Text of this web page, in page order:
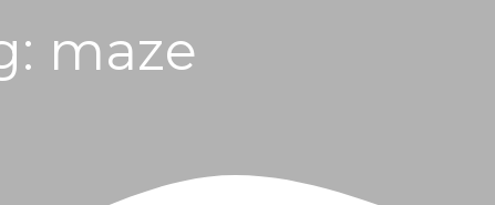
maze